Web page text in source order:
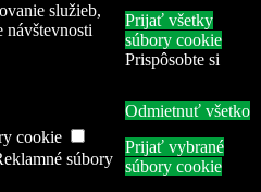
služieb,
návštevnosti
Prijať všetky
súbory cookie
Prispôsobte si
Odmietnuť všetko
cookie
súbory
Prijať vybrané
súbory cookie
VUT 160 VB EC